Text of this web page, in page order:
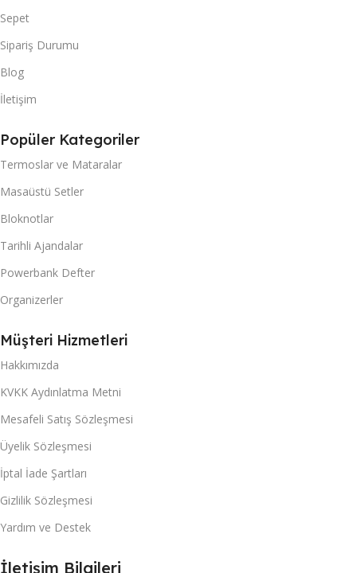
Sepet
Sipariş Durumu
Blog
İletişim
Popüler Kategoriler
Termoslar ve Mataralar
Masaüstü Setler
Bloknotlar
Tarihli Ajandalar
Powerbank Defter
Organizerler
Müşteri Hizmetleri
Hakkımızda
KVKK Aydınlatma Metni
Mesafeli Satış Sözleşmesi
Üyelik Sözleşmesi
İptal İade Şartları
Gizlilik Sözleşmesi
Yardım ve Destek
İletişim Bilgileri